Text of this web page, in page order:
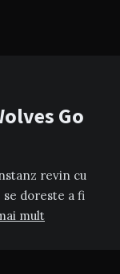
Go
revin cu
se doreste a fi
mult